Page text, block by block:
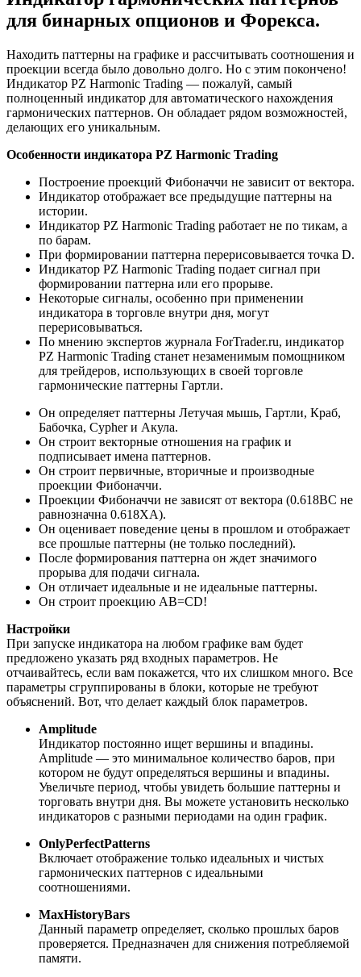
для бинарных опционов и Форекса.
Находить паттерны на графике и рассчитывать соотношения и
проекции всегда было довольно долго. Но с этим покончено!
Индикатор PZ Harmonic Trading — пожалуй, самый
полноценный индикатор для автоматического нахождения
гармонических паттернов. Он обладает рядом возможностей,
делающих его уникальным.
Особенности индикатора PZ Harmonic Trading
Построение проекций Фибоначчи не зависит от вектора.
Индикатор отображает все предыдущие паттерны на
истории.
Индикатор PZ Harmonic Trading работает не по тикам, а
по барам.
При формировании паттерна перерисовывается точка D.
Индикатор PZ Harmonic Trading подает сигнал при
формировании паттерна или его прорыве.
Некоторые сигналы, особенно при применении
индикатора в торговле внутри дня, могут
перерисовываться.
По мнению экспертов журнала ForTrader.ru, индикатор
PZ Harmonic Trading станет незаменимым помощником
для трейдеров, использующих в своей торговле
гармонические паттерны Гартли.
Он определяет паттерны Летучая мышь, Гартли, Краб,
Бабочка, Cypher и Акула.
Он строит векторные отношения на график и
подписывает имена паттернов.
Он строит первичные, вторичные и производные
проекции Фибоначчи.
Проекции Фибоначчи не зависят от вектора (0.618BC не
равнозначна 0.618XA).
Он оценивает поведение цены в прошлом и отображает
все прошлые паттерны (не только последний).
После формирования паттерна он ждет значимого
прорыва для подачи сигнала.
Он отличает идеальные и не идеальные паттерны.
Он строит проекцию AB=CD!
Настройки
При запуске индикатора на любом графике вам будет
предложено указать ряд входных параметров. Не
отчаивайтесь, если вам покажется, что их слишком много. Все
параметры сгруппированы в блоки, которые не требуют
объяснений. Вот, что делает каждый блок параметров.
Amplitude
Индикатор постоянно ищет вершины и впадины.
Аmplitude — это минимальное количество баров, при
котором не будут определяться вершины и впадины.
Увеличьте период, чтобы увидеть большие паттерны и
торговать внутри дня. Вы можете установить несколько
индикаторов с разными периодами на один график.
OnlyPerfectPatterns
Включает отображение только идеальных и чистых
гармонических паттернов с идеальными
соотношениями.
MaxHistoryBars
Данный параметр определяет, сколько прошлых баров
проверяется. Предназначен для снижения потребляемой
памяти.